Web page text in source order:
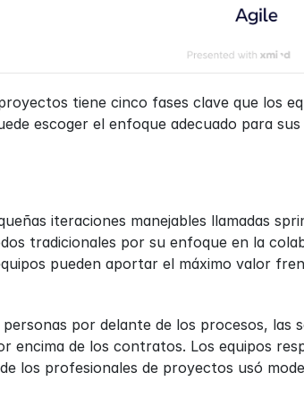
tiene cinco fases clave que los
escoger el enfoque adecuado para
iteraciones manejables llamadas
tradicionales por su enfoque en la
pueden aportar el máximo valor
personas por delante de los procesos,
encima de los contratos. Los equipos
los profesionales de proyectos usó